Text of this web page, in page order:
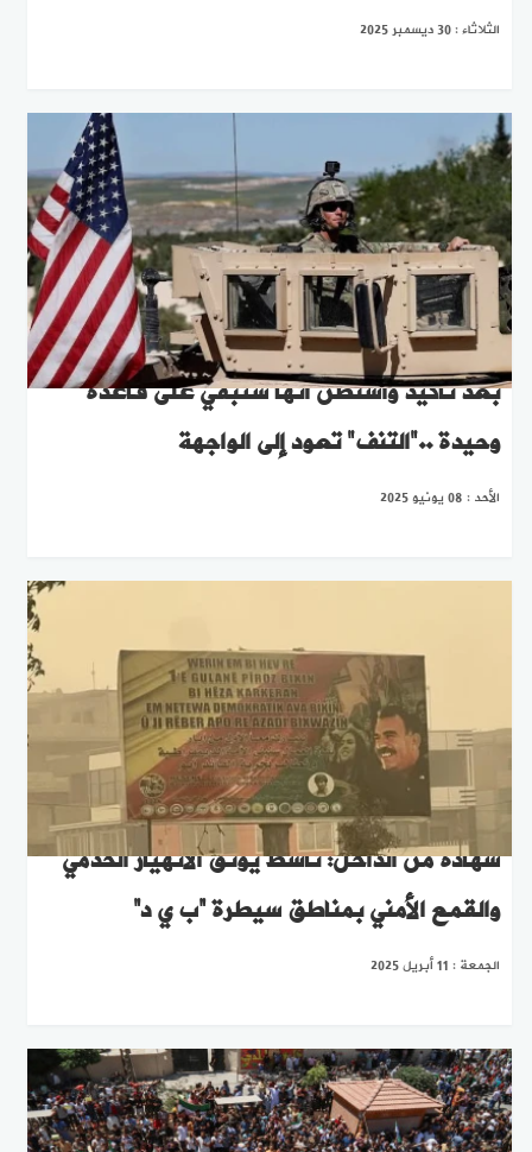
الثلاثاء : 30 ديسمبر 2025
بعد تأكيد واشنطن أنها ستبقي على قاعدة
وحيدة .."التنف" تعود إلى الواجهة
الأحد : 08 يونيو 2025
شهادة من الداخل: ناشط يوثّق الانهيار الخدمي
والقمع الأمني بمناطق سيطرة “ب ي د”
الجمعة : 11 أبريل 2025